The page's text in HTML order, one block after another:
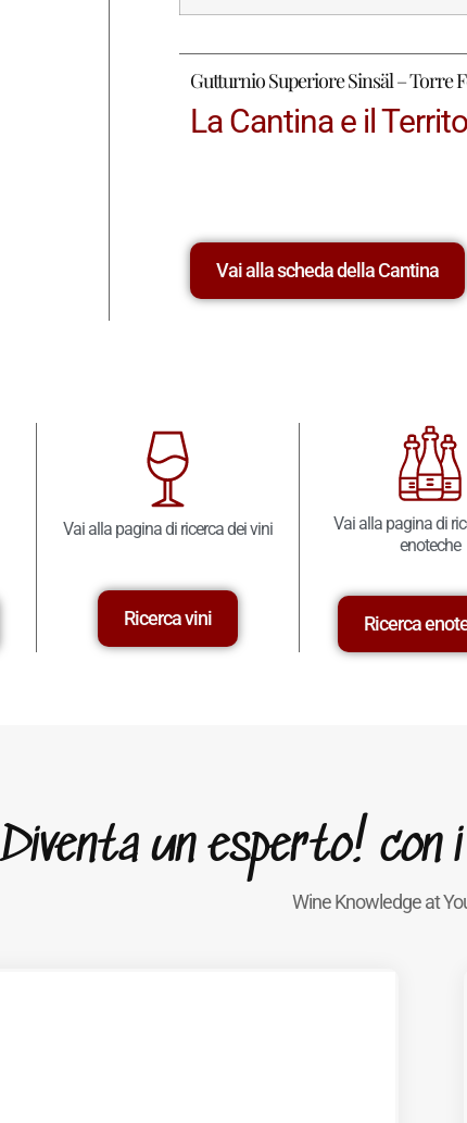
Gutturnio Superiore Sinsäl – Torre
La Cantina e il
Vai alla scheda della Cantina
Vai alla pagina di ricerca dei vini
Ricerca vini
Vai alla pagina di
enoteche
Ricerca
Diventa un esperto! con
Wine Knowledge at